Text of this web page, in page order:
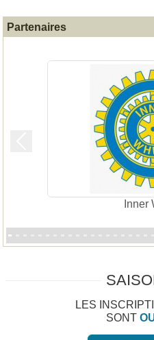
Partenaires
Inner
LES
SONT